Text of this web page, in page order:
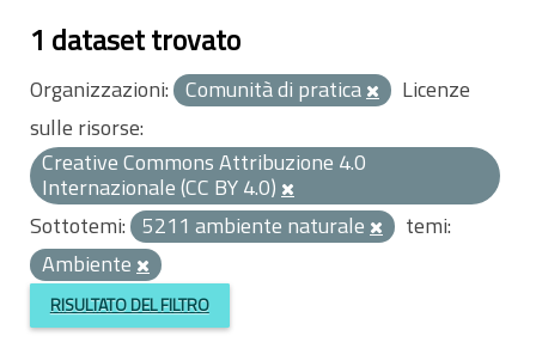
1 dataset trovato
Organizzazioni: Comunità di pratica
Licenze
sulle risorse:
Creative Commons Attribuzione 4.0
Internazionale (CC BY 4.0)
Sottotemi: 5211 ambiente naturale
temi:
Ambiente
RISULTATO DEL FILTRO